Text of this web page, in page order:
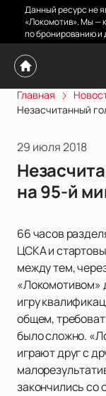
Данный ресурс не
«Локомотив». Мы —
по бронированию и
Главная
Незасчитанный
29 июля 2018
на 95-й
66 часов
ЦСКА и
между тем,
«Локомотивом»
игру
общем,
было сложно.
играют друг с
закончились со